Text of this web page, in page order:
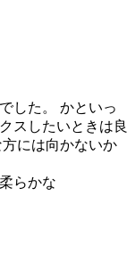
した。 かといっ
スしたいときは良
には向かないか
らかな